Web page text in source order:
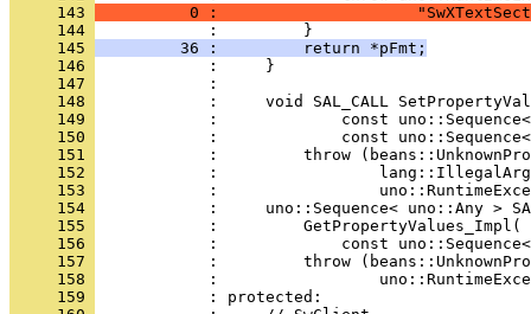
     143
0 :
     144
     145
         36 :         return *pFmt;
     146
     147
     148
     149
     150
     151
     152
     153
     154
     155
     156
     157
     158
     159